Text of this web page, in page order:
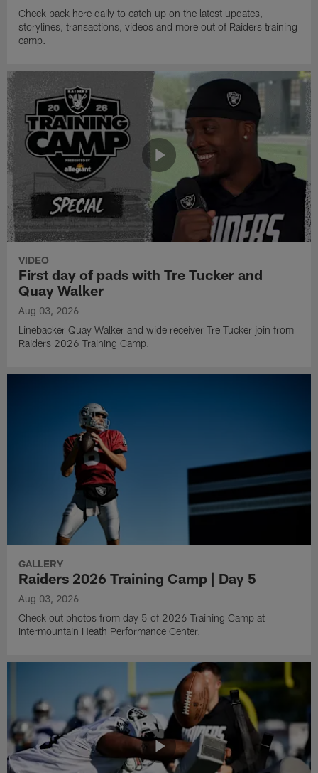
Check back here daily to catch up on the latest updates,
storylines, transactions, videos and more out of Raiders training
camp.
VIDEO
First day of pads with Tre Tucker and
Quay Walker
Aug 03, 2026
Linebacker Quay Walker and wide receiver Tre Tucker join from
Raiders 2026 Training Camp.
GALLERY
Raiders 2026 Training Camp | Day 5
Aug 03, 2026
Check out photos from day 5 of 2026 Training Camp at
Intermountain Heath Performance Center.